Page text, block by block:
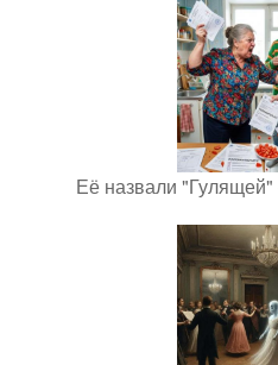
Её назвали